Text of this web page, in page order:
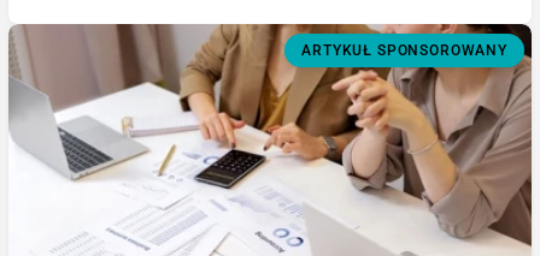
ARTYKUŁ SPONSOROWANY